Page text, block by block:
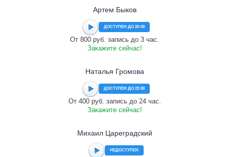
Артем Быков
ДОСТУПЕН ДО 20:00
От 800 руб. запись до 3 час.
Закажите сейчас!
Наталья Громова
ДОСТУПЕН ДО 23:00
От 400 руб. запись до 24 час.
Закажите сейчас!
Михаил Цареградский
НЕДОСТУПЕН